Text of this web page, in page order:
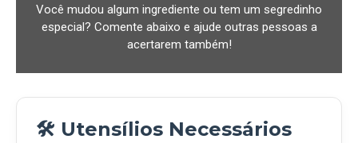
Você mudou algum ingrediente ou tem um segredinho
especial? Comente abaixo e ajude outras pessoas a
acertarem também!
🛠️ Utensílios Necessários